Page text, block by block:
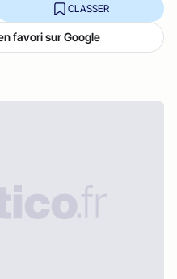
CLASSER
favori sur Google